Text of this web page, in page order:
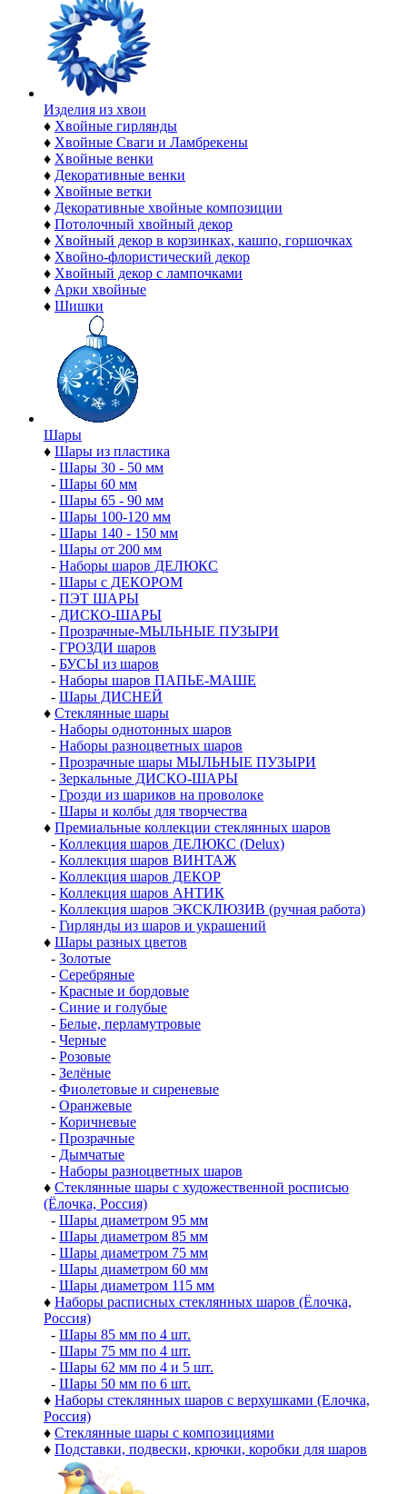
Изделия из хвои
♦ Хвойные гирлянды
♦ Хвойные Сваги и Ламбрекены
♦ Хвойные венки
♦ Декоративные венки
♦ Хвойные ветки
♦ Декоративные хвойные композиции
♦ Потолочный хвойный декор
♦ Хвойный декор в корзинках, кашпо, горшочках
♦ Хвойно-флористический декор
♦ Хвойный декор с лампочками
♦ Арки хвойные
♦ Шишки
Шары
♦ Шары из пластика
- Шары 30 - 50 мм
- Шары 60 мм
- Шары 65 - 90 мм
- Шары 100-120 мм
- Шары 140 - 150 мм
- Шары от 200 мм
- Наборы шаров ДЕЛЮКС
- Шары с ДЕКОРОМ
- ПЭТ ШАРЫ
- ДИСКО-ШАРЫ
- Прозрачные-МЫЛЬНЫЕ ПУЗЫРИ
- ГРОЗДИ шаров
- БУСЫ из шаров
- Наборы шаров ПАПЬЕ-МАШЕ
- Шары ДИСНЕЙ
♦ Стеклянные шары
- Наборы однотонных шаров
- Наборы разноцветных шаров
- Прозрачные шары МЫЛЬНЫЕ ПУЗЫРИ
- Зеркальные ДИСКО-ШАРЫ
- Грозди из шариков на проволоке
- Шары и колбы для творчества
♦ Премиальные коллекции стеклянных шаров
- Коллекция шаров ДЕЛЮКС (Delux)
- Коллекция шаров ВИНТАЖ
- Коллекция шаров ДЕКОР
- Коллекция шаров АНТИК
- Коллекция шаров ЭКСКЛЮЗИВ (ручная работа)
- Гирлянды из шаров и украшений
♦ Шары разных цветов
- Золотые
- Серебряные
- Красные и бордовые
- Синие и голубые
- Белые, перламутровые
- Черные
- Розовые
- Зелёные
- Фиолетовые и сиреневые
- Оранжевые
- Коричневые
- Прозрачные
- Дымчатые
- Наборы разноцветных шаров
♦ Стеклянные шары с художественной росписью
(Ёлочка, Россия)
- Шары диаметром 95 мм
- Шары диаметром 85 мм
- Шары диаметром 75 мм
- Шары диаметром 60 мм
- Шары диаметром 115 мм
♦ Наборы расписных стеклянных шаров (Ёлочка,
Россия)
- Шары 85 мм по 4 шт.
- Шары 75 мм по 4 шт.
- Шары 62 мм по 4 и 5 шт.
- Шары 50 мм по 6 шт.
♦ Наборы стеклянных шаров с верхушками (Елочка,
Россия)
♦ Стеклянные шары с композициями
♦ Подставки, подвески, крючки, коробки для шаров